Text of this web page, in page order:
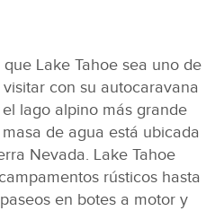
Lake Tahoe sea uno de
con su autocaravana
lago alpino más grande
de agua está ubicada
Nevada. Lake Tahoe
rústicos hasta
en botes a motor y